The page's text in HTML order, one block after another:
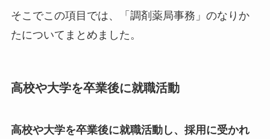
そこでこの項目では、「調剤薬局事務」のなりか
たについてまとめました。
高校や大学を卒業後に就職活動
高校や大学を卒業後に就職活動し、採用に受かれ